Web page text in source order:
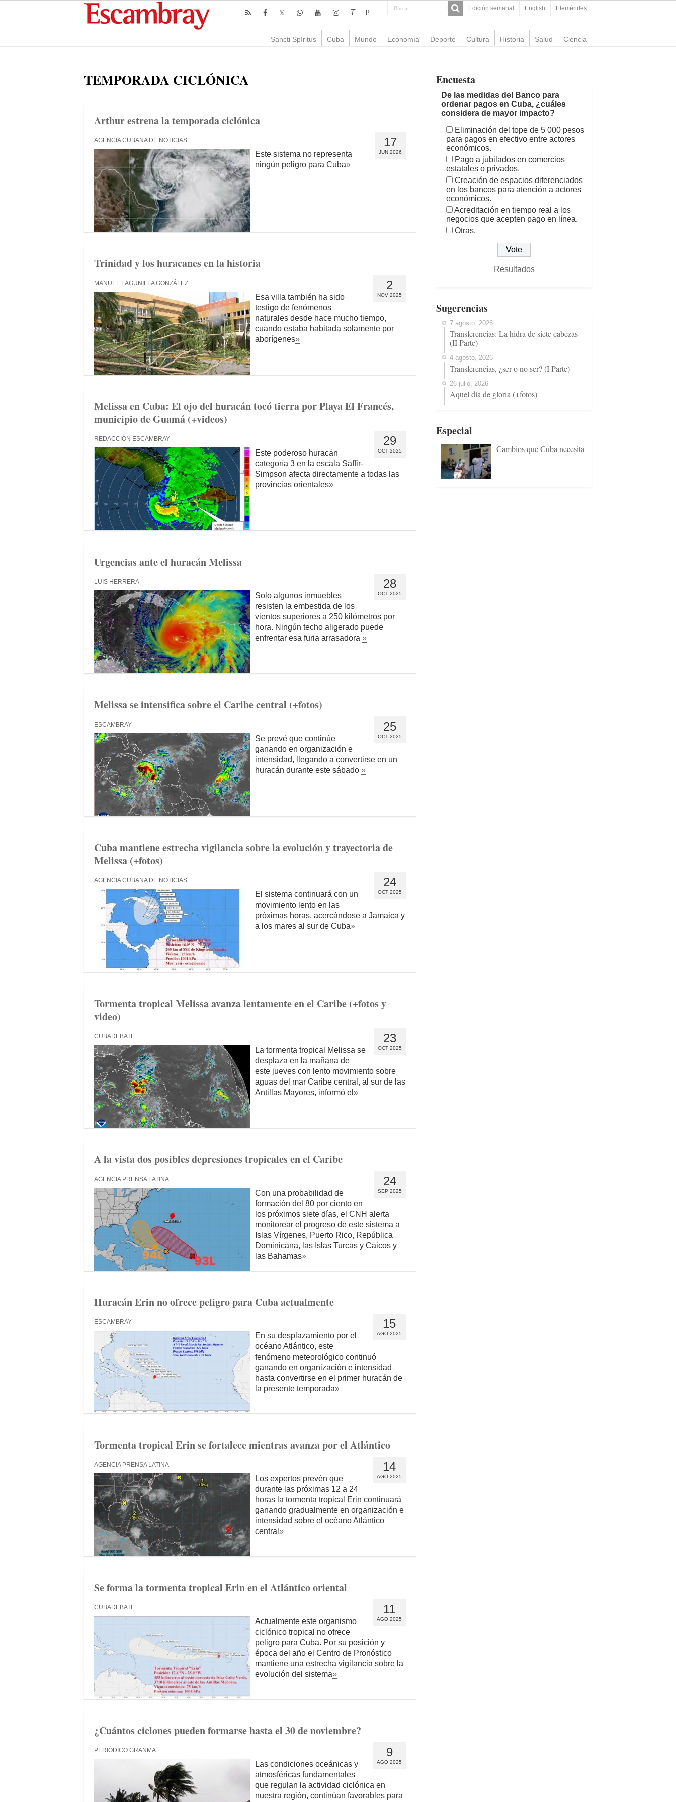
Edición semanal English Efemérides
T P
Sancti Spíritus Cuba Mundo Economía Deporte Cultura Historia Salud Ciencia
TEMPORADA CICLÓNICA
Arthur estrena la temporada ciclónica
17
JUN 2026
AGENCIA CUBANA DE NOTICIAS
Este sistema no representa
ningún peligro para Cuba»
Trinidad y los huracanes en la historia
2
NOV 2025
MANUEL LAGUNILLA GONZÁLEZ
Esa villa también ha sido
testigo de fenómenos
naturales desde hace mucho tiempo,
cuando estaba habitada solamente por
aborígenes»
Melissa en Cuba: El ojo del huracán tocó tierra por Playa El Francés,
municipio de Guamá (+videos)
29
OCT 2025
REDACCIÓN ESCAMBRAY
Este poderoso huracán
categoría 3 en la escala Saffir-
Simpson afecta directamente a todas las
provincias orientales»
Urgencias ante el huracán Melissa
28
OCT 2025
LUIS HERRERA
Solo algunos inmuebles
resisten la embestida de los
vientos superiores a 250 kilómetros por
hora. Ningún techo aligerado puede
enfrentar esa furia arrasadora »
Melissa se intensifica sobre el Caribe central (+fotos)
25
OCT 2025
ESCAMBRAY
Se prevé que continúe
ganando en organización e
intensidad, llegando a convertirse en un
huracán durante este sábado »
Cuba mantiene estrecha vigilancia sobre la evolución y trayectoria de
Melissa (+fotos)
24
OCT 2025
AGENCIA CUBANA DE NOTICIAS
El sistema continuará con un
movimiento lento en las
próximas horas, acercándose a Jamaica y
a los mares al sur de Cuba»
Tormenta tropical Melissa avanza lentamente en el Caribe (+fotos y
video)
23
OCT 2025
CUBADEBATE
La tormenta tropical Melissa se
desplaza en la mañana de
este jueves con lento movimiento sobre
aguas del mar Caribe central, al sur de las
Antillas Mayores, informó el »
A la vista dos posibles depresiones tropicales en el Caribe
24
SEP 2025
AGENCIA PRENSA LATINA
Con una probabilidad de
formación del 80 por ciento en
los próximos siete días, el CNH alerta
monitorear el progreso de este sistema a
Islas Vírgenes, Puerto Rico, República
Dominicana, las Islas Turcas y Caicos y
las Bahamas»
Huracán Erin no ofrece peligro para Cuba actualmente
15
AGO 2025
ESCAMBRAY
En su desplazamiento por el
océano Atlántico, este
fenómeno meteorológico continuó
ganando en organización e intensidad
hasta convertirse en el primer huracán de
la presente temporada»
Tormenta tropical Erin se fortalece mientras avanza por el Atlántico
14
AGO 2025
AGENCIA PRENSA LATINA
Los expertos prevén que
durante las próximas 12 a 24
horas la tormenta tropical Erin continuará
ganando gradualmente en organización e
intensidad sobre el océano Atlántico
central »
Se forma la tormenta tropical Erin en el Atlántico oriental
11
AGO 2025
CUBADEBATE
Actualmente este organismo
ciclónico tropical no ofrece
peligro para Cuba. Por su posición y
época del año el Centro de Pronóstico
mantiene una estrecha vigilancia sobre la
evolución del sistema»
¿Cuántos ciclones pueden formarse hasta el 30 de noviembre?
9
AGO 2025
PERIÓDICO GRANMA
Las condiciones oceánicas y
atmosféricas fundamentales
que regulan la actividad ciclónica en
nuestra región, continúan favorables para
Encuesta
De las medidas del Banco para
ordenar pagos en Cuba, ¿cuáles
considera de mayor impacto?
Eliminación del tope de 5 000 pesos
para pagos en efectivo entre actores
económicos.
Pago a jubilados en comercios
estatales o privados.
Creación de espacios diferenciados
en los bancos para atención a actores
económicos.
Acreditación en tiempo real a los
negocios que acepten pago en línea.
Otras.
Resultados
Sugerencias
7 agosto, 2026
Transferencias: La hidra de siete cabezas
(II Parte)
4 agosto, 2026
Transferencias, ¿ser o no ser? (I Parte)
26 julio, 2026
Aquel día de gloria (+fotos)
Especial
Cambios que Cuba necesita